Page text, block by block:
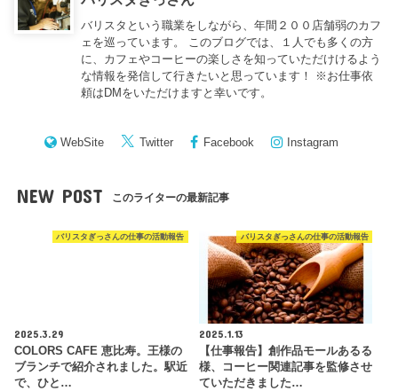
バリスタという職業をしながら、年間２００店舗弱のカフ
ェを巡っています。 このブログでは、１人でも多くの方
に、カフェやコーヒーの楽しさを知っていただけけるよう
な情報を発信して行きたいと思っています！ ※お仕事依
頼はDMをいただけますと幸いです。
WebSite Twitter Facebook Instagram
NEW POST このライターの最新記事
バリスタぎっさんの仕事の活動報告
2025.3.29
COLORS CAFE 恵比寿。王様の
ブランチで紹介されました。駅近
で、ひと…
バリスタぎっさんの仕事の活動報告
2025.1.13
【仕事報告】創作品モールあるる
様、コーヒー関連記事を監修させ
ていただきました…